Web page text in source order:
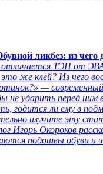
ликбез: из чего
ТЭП от
же клей? Из чего
—
не ударить перед ним
годится ли ему в
изучите эту
Игорь Окороков
подошвы обуви и